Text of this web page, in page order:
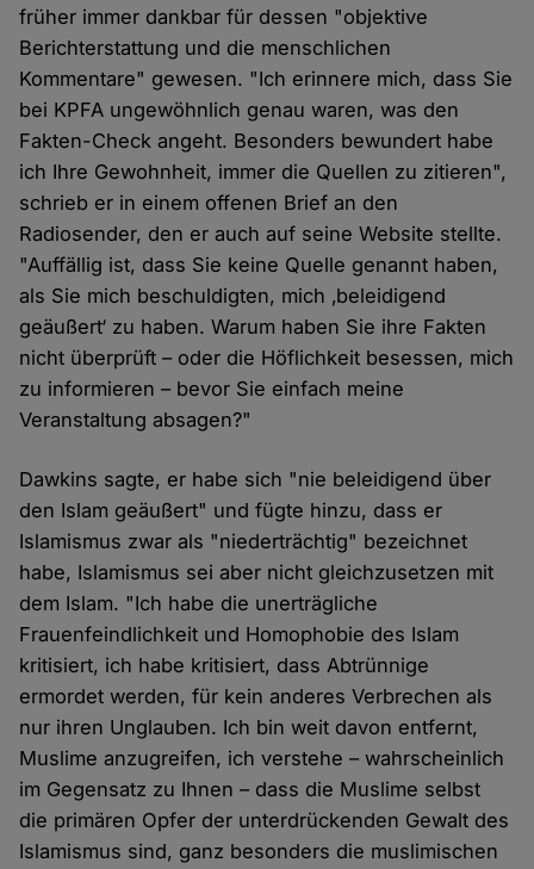
früher immer dankbar für dessen "objektive
Berichterstattung und die menschlichen
Kommentare" gewesen. "Ich erinnere mich, dass Sie
bei KPFA ungewöhnlich genau waren, was den
Fakten-Check angeht. Besonders bewundert habe
ich Ihre Gewohnheit, immer die Quellen zu zitieren",
schrieb er in einem offenen Brief an den
Radiosender, den er auch auf seine Website stellte.
"Auffällig ist, dass Sie keine Quelle genannt haben,
als Sie mich beschuldigten, mich ‚beleidigend
geäußert‘ zu haben. Warum haben Sie ihre Fakten
nicht überprüft – oder die Höflichkeit besessen, mich
zu informieren – bevor Sie einfach meine
Veranstaltung absagen?"
Dawkins sagte, er habe sich "nie beleidigend über
den Islam geäußert" und fügte hinzu, dass er
Islamismus zwar als "niederträchtig" bezeichnet
habe, Islamismus sei aber nicht gleichzusetzen mit
dem Islam. "Ich habe die unerträgliche
Frauenfeindlichkeit und Homophobie des Islam
kritisiert, ich habe kritisiert, dass Abtrünnige
ermordet werden, für kein anderes Verbrechen als
nur ihren Unglauben. Ich bin weit davon entfernt,
Muslime anzugreifen, ich verstehe – wahrscheinlich
im Gegensatz zu Ihnen – dass die Muslime selbst
die primären Opfer der unterdrückenden Gewalt des
Islamismus sind, ganz besonders die muslimischen